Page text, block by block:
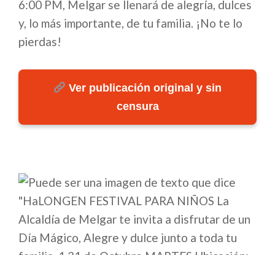
6:00 PM, Melgar se llenará de alegría, dulces
y, lo más importante, de tu familia. ¡No te lo
pierdas!
Ver publicación original y sin
censura